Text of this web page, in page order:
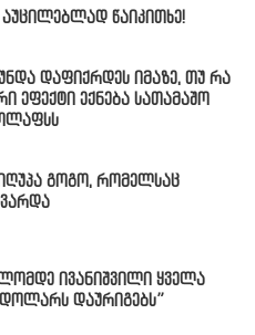
აუცილებლად წაიკითხე!
დაფიქრდეს იმაზე, თუ რა
ეფექტი ექნება სათამაშო
გოგო, რომელსაც
ივანიშვილი ყველა
დოლარს დაურიგებს”